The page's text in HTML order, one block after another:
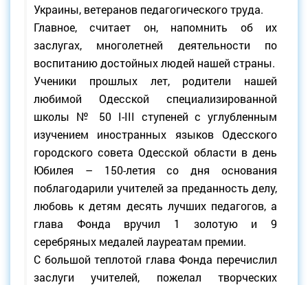
Украины, ветеранов педагогического труда.
Главное, считает он, напомнить об их
заслугах, многолетней деятельности по
воспитанию достойных людей нашей страны.
Ученики прошлых лет, родители нашей
любимой Одесской специализированной
школы № 50 І-ІІІ ступеней с углубленным
изучением иностранных языков Одесского
городского совета Одесской области в день
Юбилея – 150-летия со дня основания
поблагодарили учителей за преданность делу,
любовь к детям десять лучших педагогов, а
глава Фонда вручил 1 золотую и 9
серебряных медалей лауреатам премии.
С большой теплотой глава Фонда перечислил
заслуги учителей, пожелал творческих